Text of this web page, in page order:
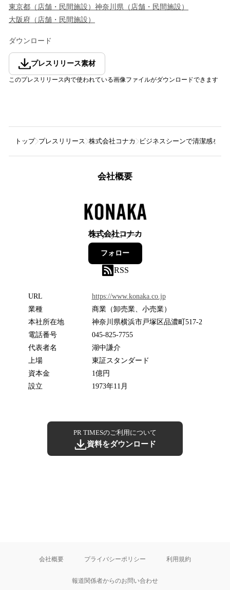
東京都 （ 店舗・民間施設 ） 神奈川県 （ 店舗・民間施設 ）
大阪府 （ 店舗・民間施設 ）
ダウンロード
プレスリリース素材
このプレスリリース内で使われている画像ファイルがダウンロードできます
トップ プレスリリース 株式会社コナカ ビジネスシーンで清潔感を最
会社概要
株式会社コナカ
21フォロワー
フォロー
RSS
URL
https://www.konaka.co.jp
業種
商業（卸売業、小売業）
本社所在地
神奈川県横浜市戸塚区品濃町517-2
電話番号
045-825-7755
代表者名
湖中謙介
上場
東証スタンダード
資本金
1億円
設立
1973年11月
PR TIMESのご利用について
資料をダウンロード
会社概要 プライバシーポリシー 利用規約
報道関係者からのお問い合わせ